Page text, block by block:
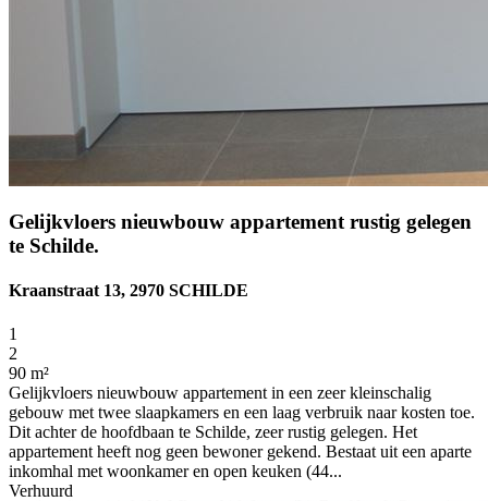
Gelijkvloers nieuwbouw appartement rustig gelegen
te Schilde.
Kraanstraat 13, 2970 SCHILDE
1
2
90 m²
Gelijkvloers nieuwbouw appartement in een zeer kleinschalig
gebouw met twee slaapkamers en een laag verbruik naar kosten toe.
Dit achter de hoofdbaan te Schilde, zeer rustig gelegen. Het
appartement heeft nog geen bewoner gekend. Bestaat uit een aparte
inkomhal met woonkamer en open keuken (44...
Verhuurd